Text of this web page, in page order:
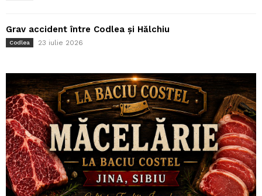
Grav accident între Codlea și Hălchiu
Codlea 23 iulie 2026